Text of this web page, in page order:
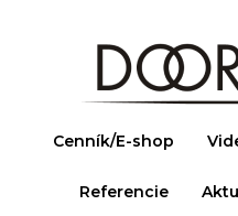
Cenník/E-shop
Referencie